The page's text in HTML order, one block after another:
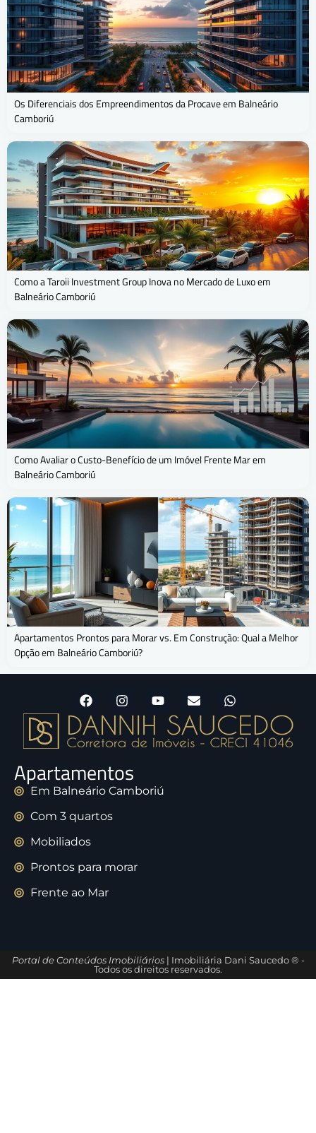
Os Diferenciais dos Empreendimentos da Procave em Balneário
Camboriú
Como a Taroii Investment Group Inova no Mercado de Luxo em
Balneário Camboriú
Como Avaliar o Custo-Benefício de um Imóvel Frente Mar em
Balneário Camboriú
Apartamentos Prontos para Morar vs. Em Construção: Qual a Melhor
Opção em Balneário Camboriú?
Apartamentos
Em Balneário Camboriú
Com 3 quartos
Mobiliados
Prontos para morar
Frente ao Mar
Portal de Conteúdos Imobiliários | Imobiliária Dani Saucedo ® -
Todos os direitos reservados.